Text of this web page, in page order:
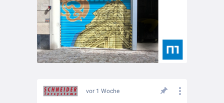
vor 1 Woche